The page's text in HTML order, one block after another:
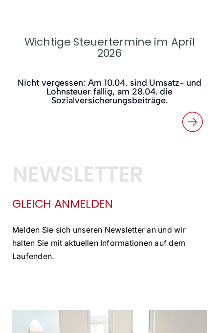
Wichtige Steuertermine im April
2026
Nicht vergessen: Am 10.04. sind Umsatz- und
Lohnsteuer fällig, am 28.04. die
Sozialversicherungsbeiträge.
NEWSLETTER
GLEICH ANMELDEN
Melden Sie sich unseren Newsletter an und wir
halten Sie mit aktuellen Informationen auf dem
Laufenden.